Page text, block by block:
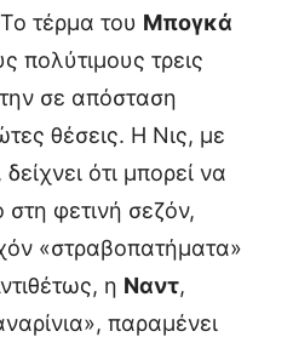
τέρμα του Μπογκά
πολύτιμους τρεις
σε απόσταση
θέσεις. Η Νις, με
ότι μπορεί να
στη φετινή σεζόν,
«στραβοπατήματα»
η Ναντ,
παραμένει